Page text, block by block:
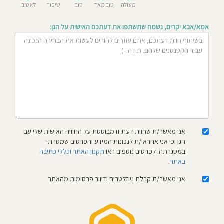
מעולה טוב מאד טוב
שיפור
לא טוב
אמא/אבא יקרים, נשמח שתשתפו את דעתכם האישית על הגן:
אני מאשר/ת שחוות דעת זו מבוססת על החוויה האישית שלי עם
הגן וכי אני אחראי/ת לנכונות המידע והפרטים שמסרתי
במסגרתה. לפרטים נוספים ראו תקנון האתר וכללי כתיבה
באתר.
אני מאשר/ת קבלת ניוזלטרים ודיוור פרסומות מהאתר